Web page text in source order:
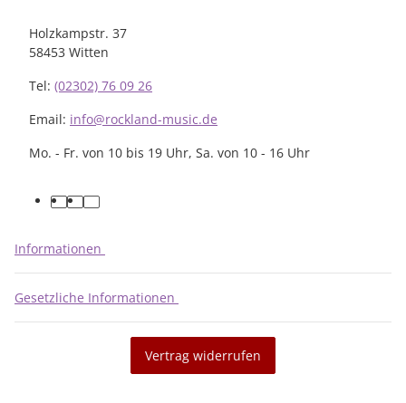
Holzkampstr. 37
58453 Witten
Tel: (02302) 76 09 26
Email: info@rockland-music.de
Mo. - Fr. von 10 bis 19 Uhr, Sa. von 10 - 16 Uhr
facebook
youtube
instagram
Informationen
Gesetzliche Informationen
Vertrag widerrufen